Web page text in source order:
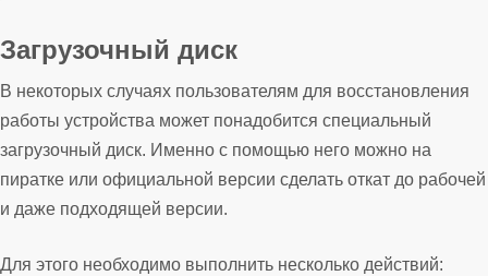
Загрузочный диск
В некоторых случаях пользователям для восстановления
работы устройства может понадобится специальный
загрузочный диск. Именно с помощью него можно на
пиратке или официальной версии сделать откат до рабочей
и даже подходящей версии.
Для этого необходимо выполнить несколько действий: